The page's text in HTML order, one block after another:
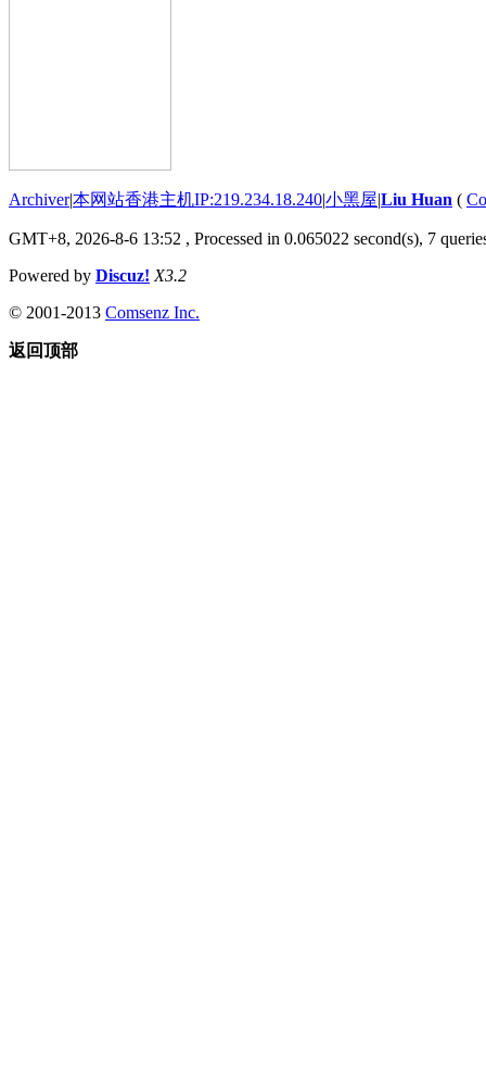
Archiver|本网站香港主机IP:219.234.18.240|小黑屋|Liu Huan (
GMT+8, 2026-8-6 13:52 , Processed in 0.065022 second(s), 7
Powered by Discuz! X3.2
© 2001-2013 Comsenz Inc.
返回顶部